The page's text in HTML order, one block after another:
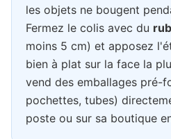
les objets ne bougent
Fermez le colis avec du
moins 5 cm) et apposez
bien à plat sur la face la
vend des emballages pré-
pochettes, tubes)
poste ou sur sa boutique